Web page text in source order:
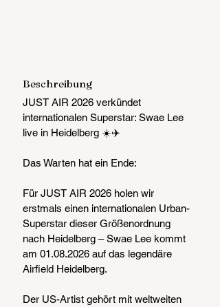
Beschreibung
JUST AIR 2026 verkündet
internationalen Superstar: Swae Lee
live in Heidelberg ☀️✈️
Das Warten hat ein Ende:
Für JUST AIR 2026 holen wir
erstmals einen internationalen Urban-
Superstar dieser Größenordnung
nach Heidelberg – Swae Lee kommt
am 01.08.2026 auf das legendäre
Airfield Heidelberg.
Der US-Artist gehört mit weltweiten